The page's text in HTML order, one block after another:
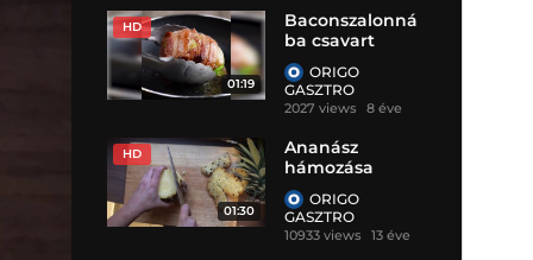
HD
01:19
Baconszalonná
ba csavart
avokádó
ORIGO
GASZTRO
2027 views 8 éve
HD
01:30
Ananász
hámozása
ORIGO
GASZTRO
10933 views 13 éve